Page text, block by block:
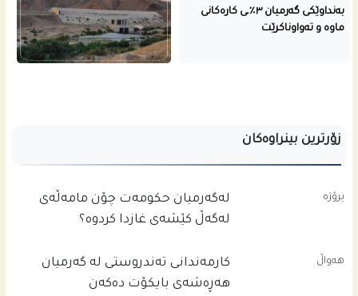
بەنداوێکی گەرمیان ٣٪ـی کارەکانی
ماوە و تەواوناکرێت
زۆرترین بینراوەکان
پرۆژە
له‌گه‌رمیان حكومه‌ت چۆن مامه‌ڵه‌ى
له‌گه‌ڵ كێشه‌ى غازدا كردوه‌؟
هەواڵ
کارمەندانی تەندروستی لە گەرمیان
هەڕەشەی بایکۆت دەکەن